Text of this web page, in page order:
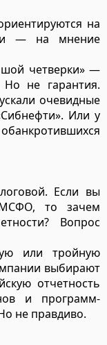
на
— на мнение
четверки» —
не гарантия.
очевидные
Или у
Если вы
то зачем
Вопрос
или тройную
выбирают
отчетность
и программ-
не правдиво.